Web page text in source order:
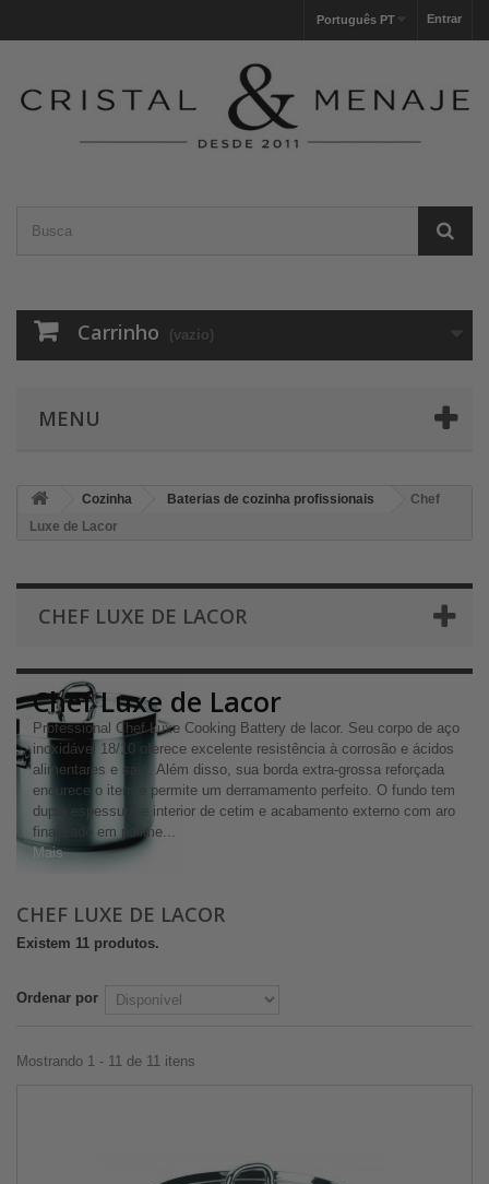
Entrar
Português PT
Carrinho (vazio)
MENU
Cozinha Baterias de cozinha profissionais
Chef
Luxe de Lacor
CHEF LUXE DE LACOR
Chef Luxe de Lacor
Professional Chef Luxe Cooking Battery de lacor. Seu corpo de aço
inoxidável 18/10 oferece excelente resistência à corrosão e ácidos
alimentares e sais. Além disso, sua borda extra-grossa reforçada
endurece o item e permite um derramamento perfeito. O fundo tem
dupla espessura e interior de cetim e acabamento externo com aro
finalizado em polime...
Mais
CHEF LUXE DE LACOR
Existem 11 produtos.
Ordenar por
Mostrando 1 - 11 de 11 itens